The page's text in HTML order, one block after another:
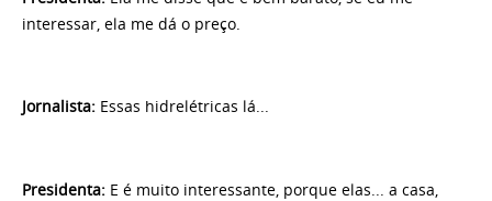
interessar, ela me dá o preço.
Jornalista: Essas hidrelétricas lá...
Presidenta: E é muito interessante, porque elas... a casa,